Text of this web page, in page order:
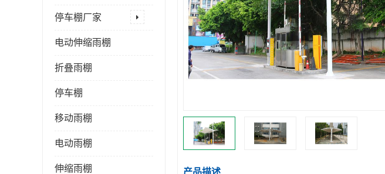
停车棚厂家
电动伸缩雨棚
折叠雨棚
停车棚
移动雨棚
电动雨棚
伸缩雨棚 产品描述